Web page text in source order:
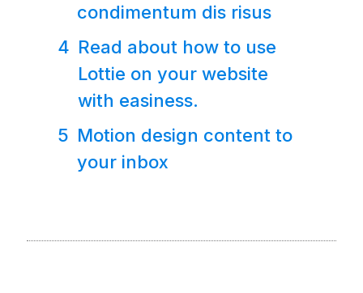
condimentum dis risus
Read about how to use
Lottie on your website
with easiness.
Motion design content to
your inbox